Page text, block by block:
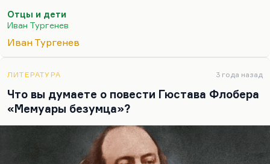
просветителей. Надо посмотреть, пошерстить.
Тургенев уже не признается. Но, конечно,
Базаров – не пародия и не карикатура. Базаров –
находится в плену еще одного русского
неразрешимого противоречия.
Во-первых, это проблема отцов и детей, в
которой каждое следующее поколение
оказывается в перпендикуляре к предыдущему,…
Отцы и дети
Иван Тургенев
Иван Тургенев
ЛИТЕРАТУРА 3 года назад
Что вы думаете о повести Гюстава Флобера
«Мемуары безумца»?